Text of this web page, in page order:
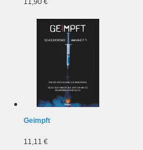
11,90 €
Geimpft
11,11 €